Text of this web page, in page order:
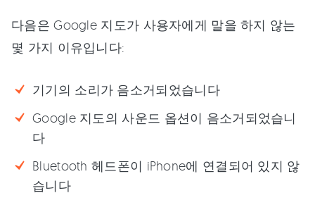
다음은 Google 지도가 사용자에게 말을 하지 않는
몇 가지 이유입니다:
기기의 소리가 음소거되었습니다
Google 지도의 사운드 옵션이 음소거되었습니
다
Bluetooth 헤드폰이 iPhone에 연결되어 있지 않
습니다